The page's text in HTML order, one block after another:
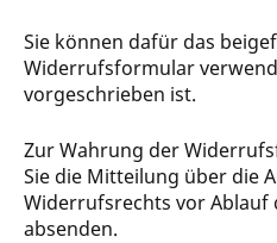
Sie können dafür das
Widerrufsformular
vorgeschrieben ist.
Zur Wahrung der
Sie die Mitteilung über die
Widerrufsrechts vor
absenden.